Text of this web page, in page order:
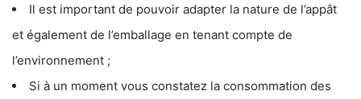
Il est important de pouvoir adapter la nature de l’appât
et également de l’emballage en tenant compte de
l’environnement ;
Si à un moment vous constatez la consommation des